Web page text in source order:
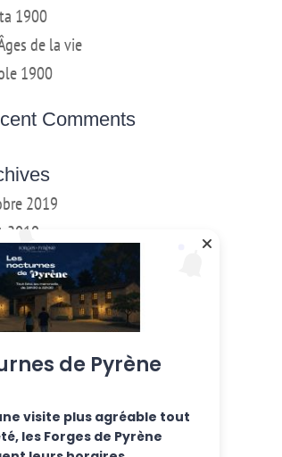
1900
de la vie
1900
Comments
2019
2019
2018
2018
2016
hebdo
de Pyrène
visite plus agréable tout
les Forges de Pyrène